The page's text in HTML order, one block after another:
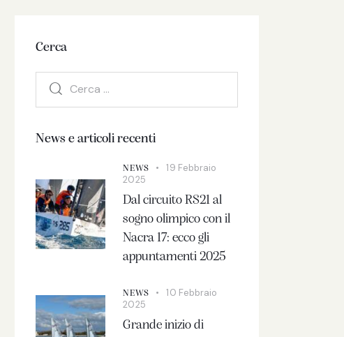
Cerca
News e articoli recenti
NEWS
19 Febbraio
2025
Dal circuito RS21 al
sogno olimpico con il
Nacra 17: ecco gli
appuntamenti 2025
NEWS
10 Febbraio
2025
Grande inizio di